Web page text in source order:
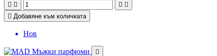
   
 Добавяне към количката
Нов
